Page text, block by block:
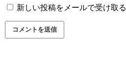
新しい投稿をメールで受け取る